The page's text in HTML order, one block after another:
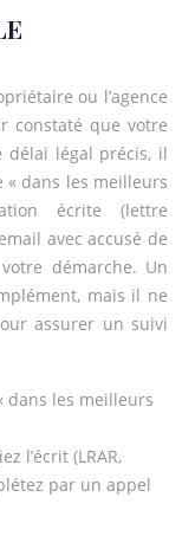
ou l’agence
constaté que votre
délai légal précis, il
dans les meilleurs
écrite (lettre
avec accusé de
démarche. Un
mais il ne
assurer un suivi
les meilleurs
l’écrit (LRAR,
par un appel